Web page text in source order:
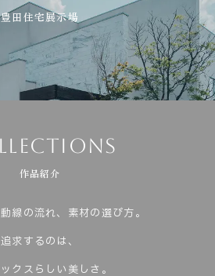
豊田住宅展示場
arex method
after support
reform
作品紹介
線の流れ、素材の選び方。
追求するのは、
クスらしい美しさ。